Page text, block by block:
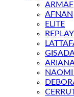
ARMAF
AFNAN
ELITE
REPLAY
NAOMI